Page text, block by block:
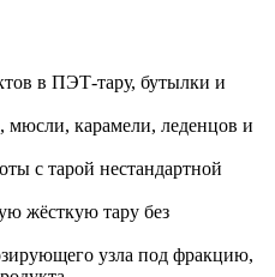
в ПЭТ-тару, бутылки и
мюсли, карамели, леденцов и
с тарой нестандартной
жёсткую тару без
узла под фракцию,